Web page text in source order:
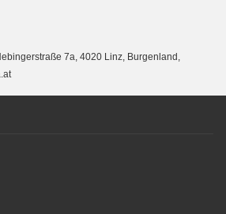
7a, 4020 Linz, Burgenland,